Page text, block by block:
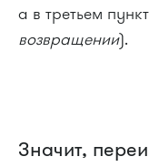
а в третьем
возвращении).
Значит,